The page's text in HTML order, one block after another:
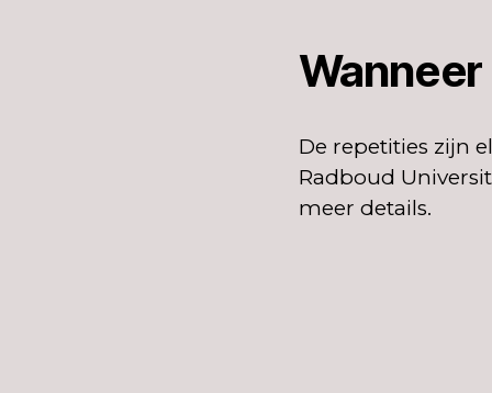
De repetities zijn
Radboud
meer details.